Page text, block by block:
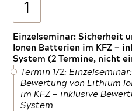
1
Einzelseminar: Sicherheit
Ionen Batterien im KFZ —
System (2 Termine, nicht
Termin 1/2:
Bewertung von Lithium
im KFZ — inklusive
System